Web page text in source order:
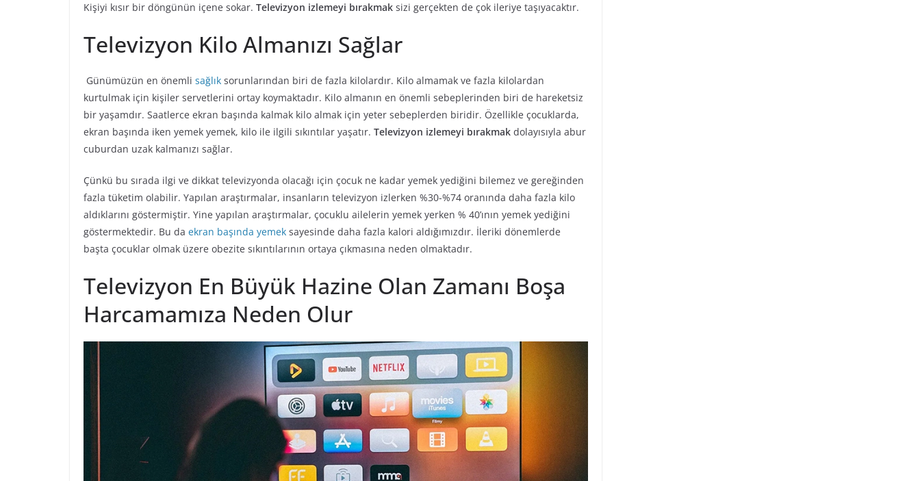
Kişiyi kısır bir döngünün içene sokar. Televizyon izlemeyi bırakmak sizi gerçekten de çok ileriye taşıyacaktır.
Televizyon Kilo Almanızı Sağlar
Günümüzün en önemli sağlık sorunlarından biri de fazla kilolardır. Kilo almamak ve fazla kilolardan
kurtulmak için kişiler servetlerini ortay koymaktadır. Kilo almanın en önemli sebeplerinden biri de hareketsiz
bir yaşamdır. Saatlerce ekran başında kalmak kilo almak için yeter sebeplerden biridir. Özellikle çocuklarda,
ekran başında iken yemek yemek, kilo ile ilgili sıkıntılar yaşatır. Televizyon izlemeyi bırakmak dolayısıyla abur
cuburdan uzak kalmanızı sağlar.
Çünkü bu sırada ilgi ve dikkat televizyonda olacağı için çocuk ne kadar yemek yediğini bilemez ve gereğinden
fazla tüketim olabilir. Yapılan araştırmalar, insanların televizyon izlerken %30-%74 oranında daha fazla kilo
aldıklarını göstermiştir. Yine yapılan araştırmalar, çocuklu ailelerin yemek yerken % 40’ının yemek yediğini
göstermektedir. Bu da ekran başında yemek sayesinde daha fazla kalori aldığımızdır. İleriki dönemlerde
başta çocuklar olmak üzere obezite sıkıntılarının ortaya çıkmasına neden olmaktadır.
Televizyon En Büyük Hazine Olan Zamanı Boşa
Harcamamıza Neden Olur